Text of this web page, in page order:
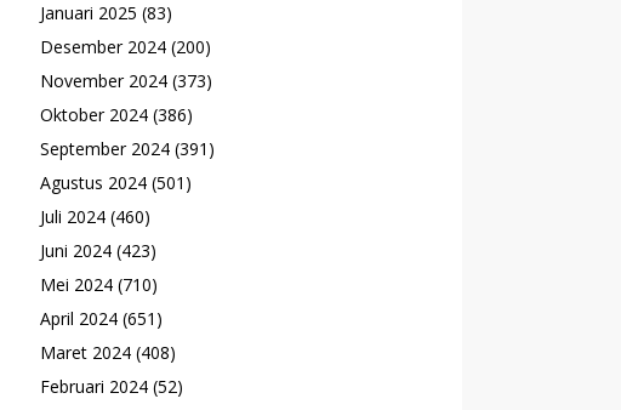
Januari 2025 (83)
Desember 2024 (200)
November 2024 (373)
Oktober 2024 (386)
September 2024 (391)
Agustus 2024 (501)
Juli 2024 (460)
Juni 2024 (423)
Mei 2024 (710)
April 2024 (651)
Maret 2024 (408)
Februari 2024 (52)